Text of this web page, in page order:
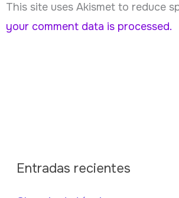
This site uses Akismet to reduce
your comment data is processed.
Entradas recientes